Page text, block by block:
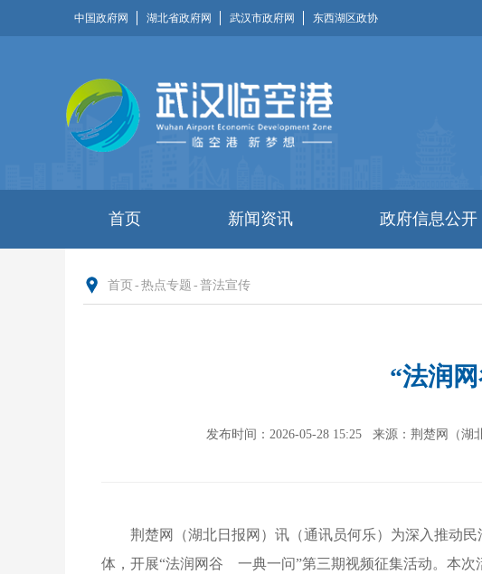
中国政府网 湖北省政府网 武汉市政府网 东西湖区政协
首页 新闻资讯 政府信息公开
首页 - 热点专题 - 普法宣传
“法润
发布时间：2026-05-28 15:25 来源：荆楚网（湖
荆楚网（湖北日报网）讯（通讯员何乐）为深入推动
体，开展“法润网谷 一典一问”第三期视频征集活动。本次